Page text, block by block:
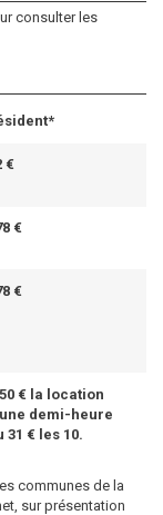
consulter les
€
€
€
€ la location
demi-heure
31 € les 10.
communes de la
sur présentation